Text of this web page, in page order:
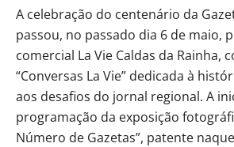
A celebração do centenário da
passou, no passado dia 6 de maio,
comercial La Vie Caldas da Rainha,
“Conversas La Vie” dedicada à
aos desafios do jornal regional. A
programação da exposição
Número de Gazetas”, patente